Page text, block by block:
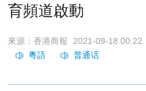
育頻道啟動
來源：香港商報 2021-09-18 00:22